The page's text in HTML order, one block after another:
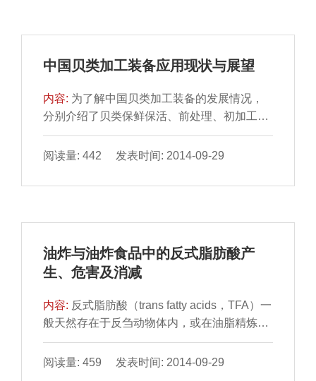
中国贝类加工装备应用现状与展望
内容: 为了解中国贝类加工装备的发展情况，
分别介绍了贝类保鲜保活、前处理、初加工、
精深加工和综合利用 装备的研究进展和应用现
状，总结了贝类...
阅读量: 442 发表时间: 2014-09-29
油炸与油炸食品中的反式脂肪酸产
生、危害及消减
内容: 反式脂肪酸（trans fatty acids，TFA）一
般天然存在于反刍动物体内，或在油脂精炼、
加热、氢化加工过 程中产生。不恰当的加工方
式，如高...
阅读量: 459 发表时间: 2014-09-29